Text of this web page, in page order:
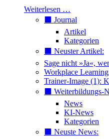
Weiterlesen …
⬛️ Journal
Artikel
Kategorien
⬛️ Neuster Artikel:
Sage nicht »Ja«,
Workplace
Trainer-Image (1):
⬛️ Weiterbildungs-
News
KI-News
Kategorien
⬛️ Neuste News: